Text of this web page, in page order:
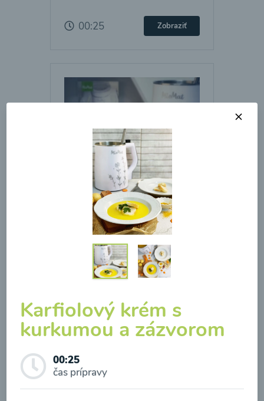
00:25 Zobraziť
Brokolicová polievka so
syrom
00:25 Zobraziť
Karfiolový krém s
kurkumou a zázvorom
00:25
čas prípravy
Odber noviniek a akcií
Odoslaním registrácie na Newsletter súhlasím so